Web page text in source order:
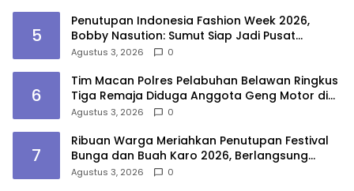
5
Penutupan Indonesia Fashion Week 2026,
Bobby Nasution: Sumut Siap Jadi Pusat
Fashion Indonesia Lewat Wastra
Agustus 3, 2026 0
6
Tim Macan Polres Pelabuhan Belawan Ringkus
Tiga Remaja Diduga Anggota Geng Motor di
Marelan
Agustus 3, 2026 0
7
Ribuan Warga Meriahkan Penutupan Festival
Bunga dan Buah Karo 2026, Berlangsung
Aman di Bawah Pengamanan Gabungan
Agustus 3, 2026 0